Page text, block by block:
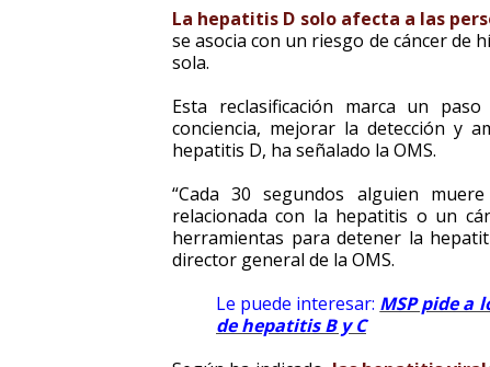
La hepatitis D solo afecta a las
se asocia con un riesgo de cáncer de
sola.
Esta reclasificación marca un
conciencia, mejorar la detección y
hepatitis D, ha señalado la OMS.
“Cada 30 segundos alguien
relacionada con la hepatitis o un
herramientas para detener la
director general de la OMS.
Le puede interesar: MSP pide a
de hepatitis B y C